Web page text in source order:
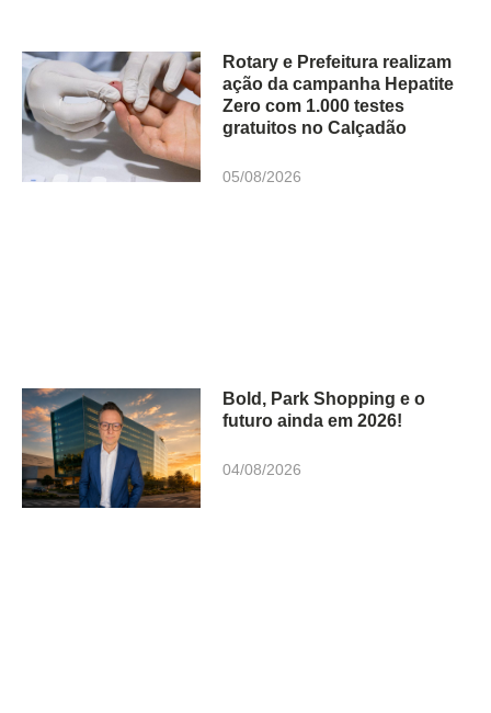
Rotary e Prefeitura realizam
ação da campanha Hepatite
Zero com 1.000 testes
gratuitos no Calçadão
05/08/2026
Bold, Park Shopping e o
futuro ainda em 2026!
04/08/2026